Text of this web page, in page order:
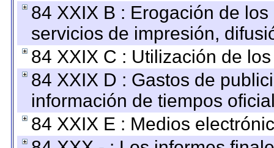
84 XXIX B : Erogación de
servicios de impresión,
84 XXIX C : Utilización de
84 XXIX D : Gastos de
información de tiempos
84 XXIX E : Medios